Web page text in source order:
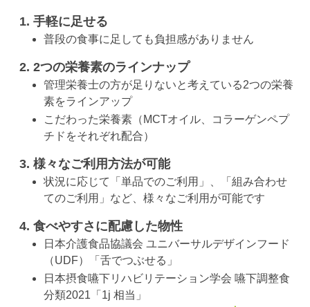
手軽に足せる
普段の食事に足しても負担感がありません
2つの栄養素のラインナップ
管理栄養士の方が足りないと考えている2つの栄養
素をラインアップ
こだわった栄養素（MCTオイル、コラーゲンペプ
チドをそれぞれ配合）
様々なご利用方法が可能
状況に応じて「単品でのご利用」、「組み合わせ
てのご利用」など、様々なご利用が可能です
食べやすさに配慮した物性
日本介護食品協議会 ユニバーサルデザインフード
（UDF）「舌でつぶせる」
日本摂食嚥下リハビリテーション学会 嚥下調整食
分類2021「1j 相当」